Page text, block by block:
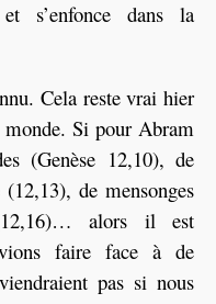
s’enfonce dans la
Cela reste vrai hier
Si pour Abram
(Genèse 12,10), de
de mensonges
alors il est
faire face à de
pas si nous